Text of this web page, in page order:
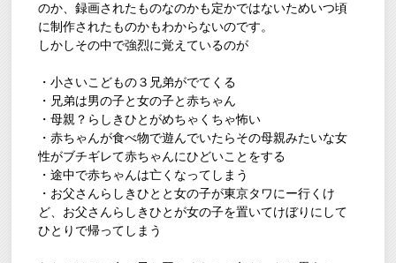
のか、録画されたものなのかも定かではないためいつ頃
に制作されたものかもわからないのです。
しかしその中で強烈に覚えているのが
・小さいこどもの３兄弟がでてくる
・兄弟は男の子と女の子と赤ちゃん
・母親？らしきひとがめちゃくちゃ怖い
・赤ちゃんが食べ物で遊んでいたらその母親みたいな女
性がブチギレて赤ちゃんにひどいことをする
・途中で赤ちゃんは亡くなってしまう
・お父さんらしきひとと女の子が東京タワにー行くけ
ど、お父さんらしきひとが女の子を置いてけぼりにして
ひとりで帰ってしまう